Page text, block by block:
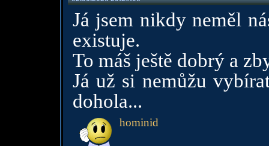
Já jsem nikdy neměl
existuje.
To máš ještě dobrý a
Já už si nemůžu
dohola...
hominid